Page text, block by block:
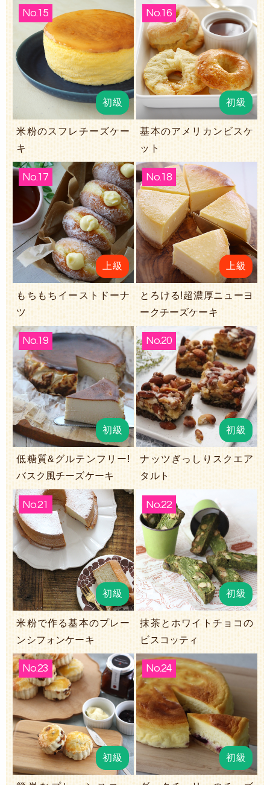
No.15
初級
米粉のスフレチーズケー
キ
No.16
初級
基本のアメリカンビスケ
ット
No.17
上級
もちもちイーストドーナ
ツ
No.18
上級
とろける!超濃厚ニューヨ
ークチーズケーキ
No.19
初級
低糖質&グルテンフリー!
バスク風チーズケーキ
No.20
初級
ナッツぎっしりスクエア
タルト
No.21
初級
米粉で作る基本のプレー
ンシフォンケーキ
No.22
初級
抹茶とホワイトチョコの
ビスコッティ
No.23
初級
No.24
初級